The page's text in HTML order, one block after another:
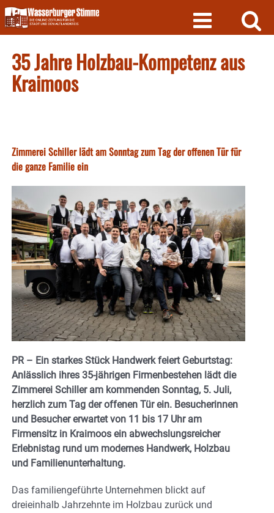
Skip
to
content
35 Jahre Holzbau-Kompetenz aus
Kraimoos
Zimmerei Schiller lädt am Sonntag zum Tag der offenen Tür für
die ganze Familie ein
PR – Ein starkes Stück Handwerk feiert Geburtstag:
Anlässlich ihres 35-jährigen Firmenbestehen lädt die
Zimmerei Schiller am kommenden Sonntag, 5. Juli,
herzlich zum Tag der offenen Tür ein. Besucherinnen
und Besucher erwartet von 11 bis 17 Uhr am
Firmensitz in Kraimoos ein abwechslungsreicher
Erlebnistag rund um modernes Handwerk, Holzbau
und Familienunterhaltung.
Das familiengeführte Unternehmen blickt auf
dreieinhalb Jahrzehnte im Holzbau zurück und